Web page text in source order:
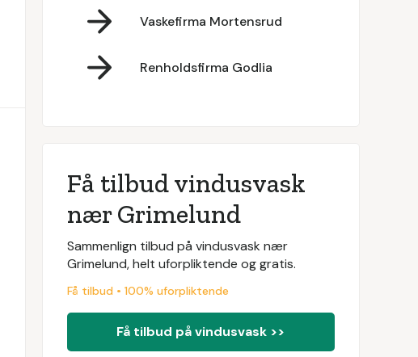
Vaskefirma Mortensrud
Renholdsfirma Godlia
Få tilbud vindusvask
nær Grimelund
Sammenlign tilbud på vindusvask nær
Grimelund, helt uforpliktende og gratis.
Få tilbud • 100% uforpliktende
Få tilbud på vindusvask >>